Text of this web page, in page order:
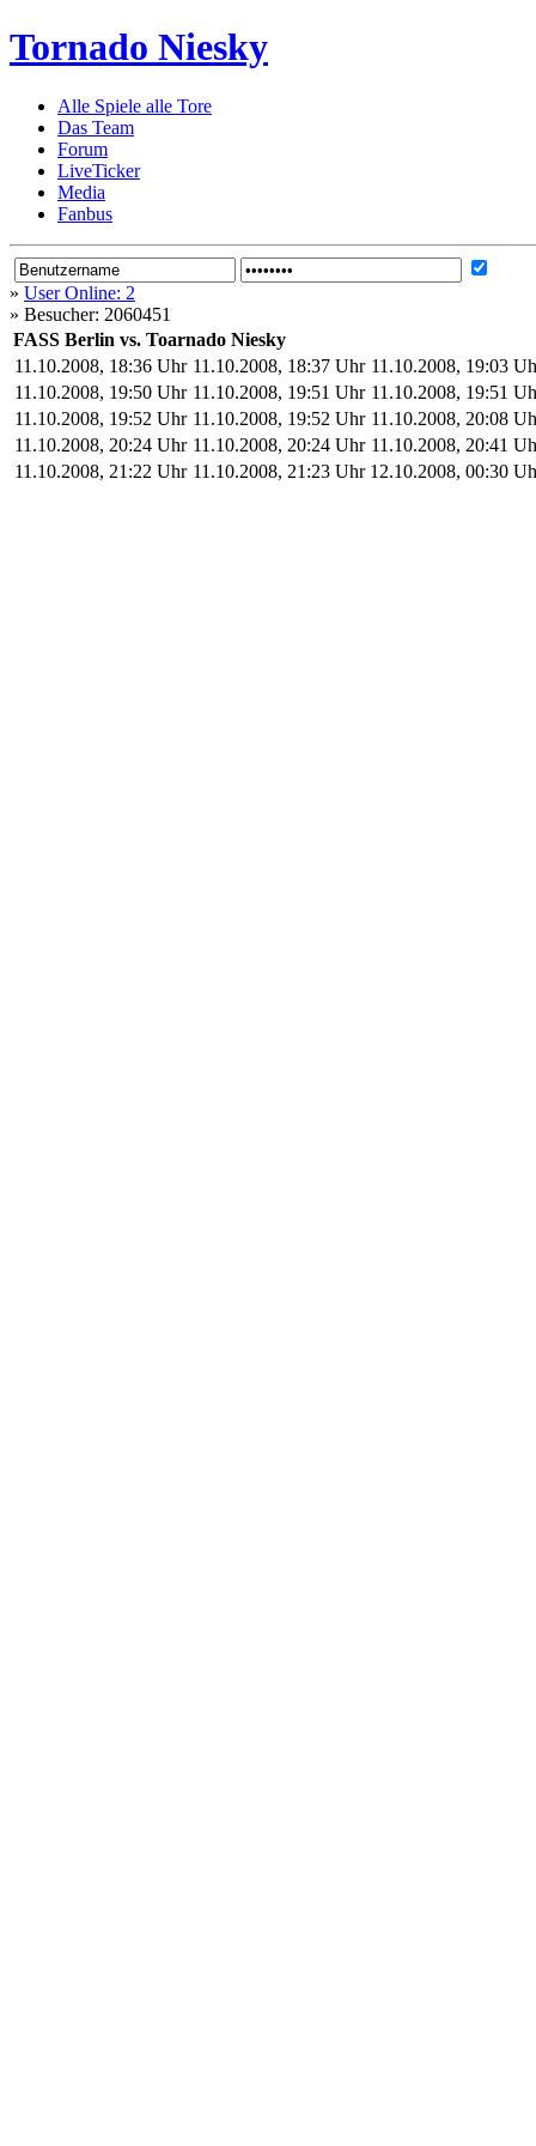
Tornado Niesky
Alle Spiele alle Tore
Das Team
Forum
LiveTicker
Media
Fanbus
» User Online: 2
» Besucher: 2060451
FASS Berlin vs. Toarnado Niesky
11.10.2008, 18:36 Uhr 11.10.2008, 18:37 Uhr 11.10.2008, 19:03
11.10.2008, 19:50 Uhr 11.10.2008, 19:51 Uhr 11.10.2008, 19:51
11.10.2008, 19:52 Uhr 11.10.2008, 19:52 Uhr 11.10.2008, 20:08
11.10.2008, 20:24 Uhr 11.10.2008, 20:24 Uhr 11.10.2008, 20:41
11.10.2008, 21:22 Uhr 11.10.2008, 21:23 Uhr 12.10.2008, 00:30